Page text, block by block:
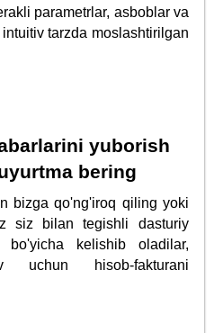
parametrlar, asboblar va
tarzda moslashtirilgan
yuborish
bering
bizga qo'ng'iroq qiling yoki
siz bilan tegishli dasturiy
bo'yicha kelishib oladilar,
hisob-fakturani